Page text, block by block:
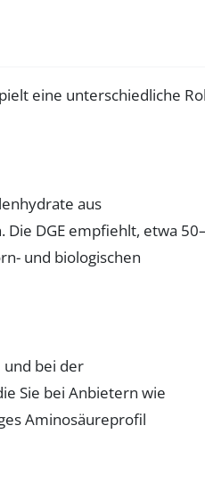
eine unterschiedliche
aus
DGE empfiehlt, etwa
und biologischen
und bei der
Sie bei Anbietern wie
Aminosäureprofil